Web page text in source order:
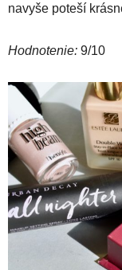
navyše poteší
Hodnotenie: 9/10